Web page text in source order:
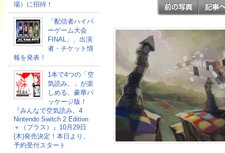
場）に招待！
「配信者ハイパ
ーゲーム大会
FINAL」、出演
者・チケット情
報を発表！
1本で4つの「空
気読み。」が楽
しめる、豪華パ
ッケージ版！
『みんなで空気読み。4
Nintendo Switch 2 Edition
＋（プラス）』10月29日
(木)発売決定！本日より、
予約受付スタート